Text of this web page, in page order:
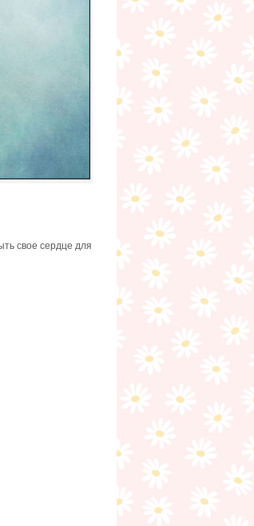
свое сердце для